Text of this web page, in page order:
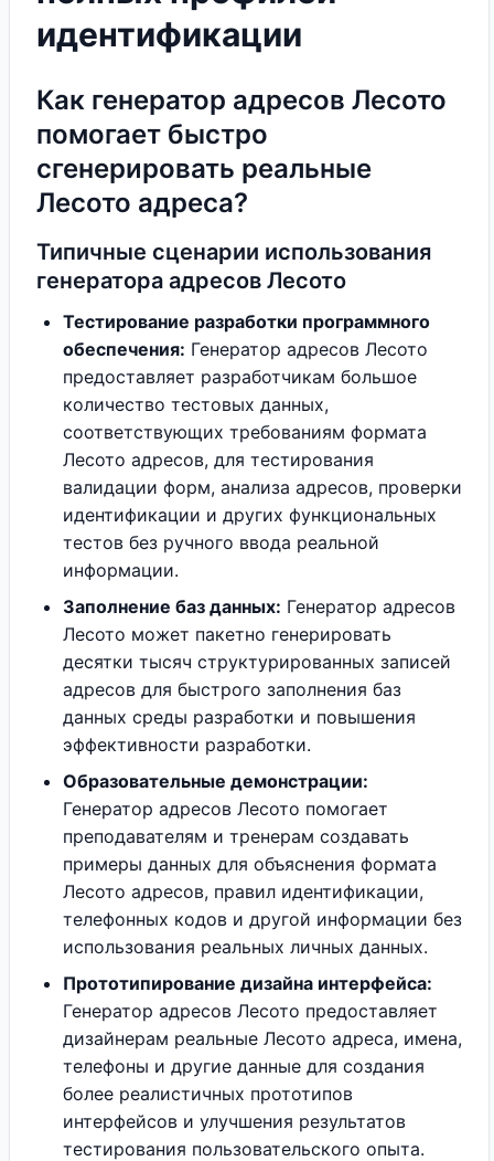
идентификации
Как генератор адресов Лесото
помогает быстро
сгенерировать реальные
Лесото адреса?
Типичные сценарии использования
генератора адресов Лесото
Тестирование разработки программного
обеспечения: Генератор адресов Лесото
предоставляет разработчикам большое
количество тестовых данных,
соответствующих требованиям формата
Лесото адресов, для тестирования
валидации форм, анализа адресов, проверки
идентификации и других функциональных
тестов без ручного ввода реальной
информации.
Заполнение баз данных: Генератор адресов
Лесото может пакетно генерировать
десятки тысяч структурированных записей
адресов для быстрого заполнения баз
данных среды разработки и повышения
эффективности разработки.
Образовательные демонстрации:
Генератор адресов Лесото помогает
преподавателям и тренерам создавать
примеры данных для объяснения формата
Лесото адресов, правил идентификации,
телефонных кодов и другой информации без
использования реальных личных данных.
Прототипирование дизайна интерфейса:
Генератор адресов Лесото предоставляет
дизайнерам реальные Лесото адреса, имена,
телефоны и другие данные для создания
более реалистичных прототипов
интерфейсов и улучшения результатов
тестирования пользовательского опыта.